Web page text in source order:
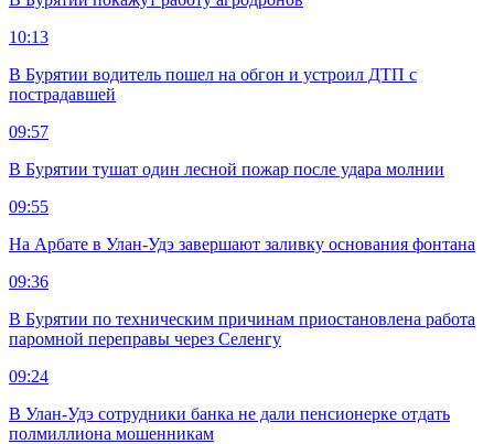
10:13
В Бурятии водитель пошел на обгон и устроил ДТП с
пострадавшей
09:57
В Бурятии тушат один лесной пожар после удара молнии
09:55
На Арбате в Улан-Удэ завершают заливку основания фонтана
09:36
В Бурятии по техническим причинам приостановлена работа
паромной переправы через Селенгу
09:24
В Улан-Удэ сотрудники банка не дали пенсионерке отдать
полмиллиона мошенникам